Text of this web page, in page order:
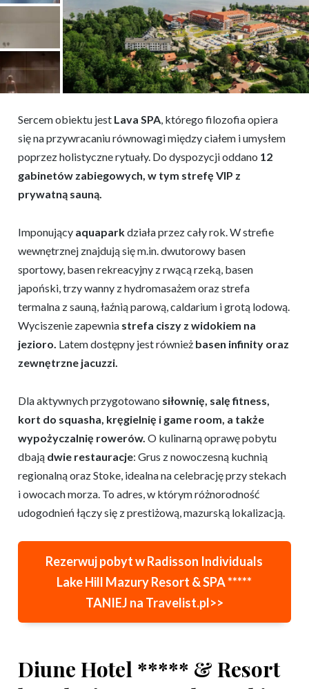
Sercem obiektu jest Lava SPA, którego filozofia opiera
się na przywracaniu równowagi między ciałem i umysłem
poprzez holistyczne rytuały. Do dyspozycji oddano 12
gabinetów zabiegowych, w tym strefę VIP z
prywatną sauną.
Imponujący aquaparkdziała przez cały rok. W strefie
wewnętrznej znajdują się m.in. dwutorowy basen
sportowy, basen rekreacyjny z rwącą rzeką, basen
japoński, trzy wanny z hydromasażem oraz strefa
termalna z sauną, łaźnią parową, caldarium i grotą lodową.
Wyciszenie zapewnia strefa ciszy z widokiem na
jezioro. Latem dostępny jest również basen infinity oraz
zewnętrzne jacuzzi.
Dla aktywnych przygotowano siłownię, salę fitness,
kort do squasha, kręgielnię i game room, a także
wypożyczalnię rowerów.O kulinarną oprawę pobytu
dbają dwie restauracje: Grus z nowoczesną kuchnią
regionalną oraz Stoke, idealna na celebrację przy stekach
i owocach morza. To adres, w którym różnorodność
udogodnień łączy się z prestiżową, mazurską lokalizacją.
Rezerwuj pobyt w Radisson Individuals
Lake Hill Mazury Resort & SPA *****
TANIEJ na Travelist.pl>>
Diune Hotel ***** & Resort